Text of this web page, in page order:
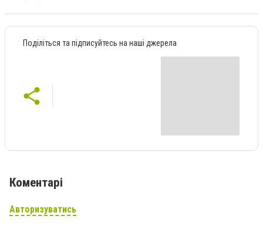
Поділіться та підписуйтесь на наші джерела
Коментарі
Авторизуватись